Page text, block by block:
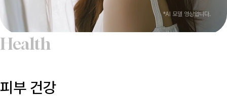
Health
피부 건강
*AI 모델 영상입니다.